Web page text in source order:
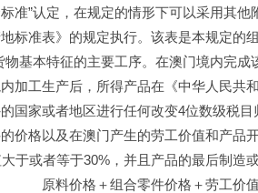
标准”认定，在规定的情形下可以采用其
标准表》的规定执行。该表是本规定的
物基本特征的主要工序。在澳门境内完
加工生产后，所得产品在《中华人民共
国家或者地区进行任何改变4位数级税
价格以及在澳门产生的劳工价值和产品
大于或者等于30%，并且产品的最后制
　　原料价格＋组合零件价格＋劳工价